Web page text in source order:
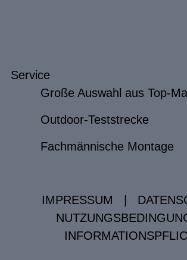
Service
Große Auswahl aus Top-
Outdoor-Teststrecke
Fachmännische Montage
IMPRESSUM